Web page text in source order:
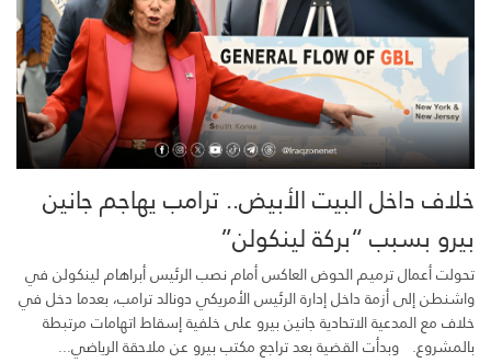
خلاف داخل البيت الأبيض.. ترامب يهاجم جانين
بيرو بسبب “بركة لينكولن”
تحولت أعمال ترميم الحوض العاكس أمام نصب الرئيس أبراهام لينكولن في
واشنطن إلى أزمة داخل إدارة الرئيس الأمريكي دونالد ترامب، بعدما دخل في
خلاف مع المدعية الاتحادية جانين بيرو على خلفية إسقاط اتهامات مرتبطة
بالمشروع. وبدأت القضية بعد تراجع مكتب بيرو عن ملاحقة الرياضي...